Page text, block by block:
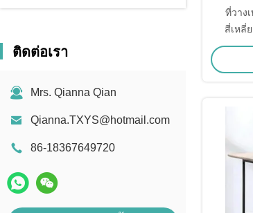
ติดต่อเรา
Mrs. Qianna Qian
Qianna.TXYS@hotmail.com
86-18367649720
ที่วาง
สี่เหลี่